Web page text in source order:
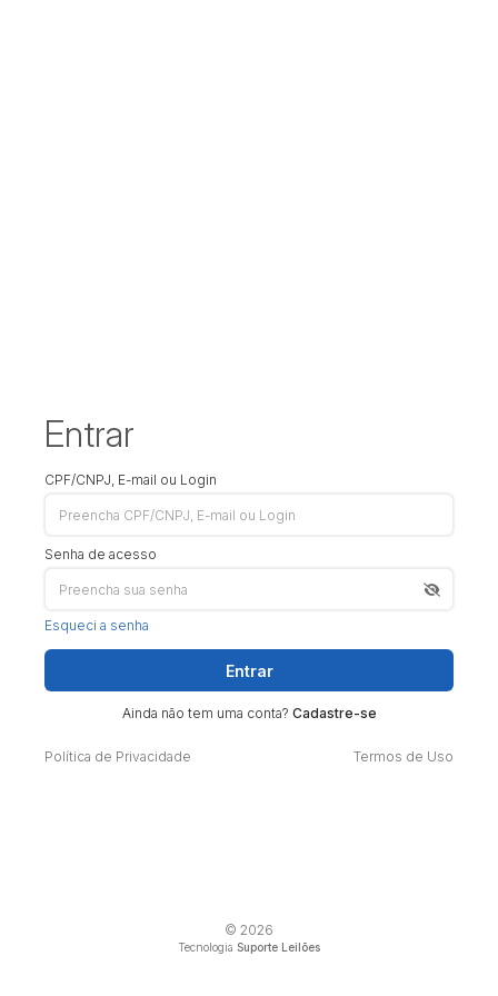
Entrar
CPF/CNPJ, E-mail ou Login
Senha de acesso
Esqueci a senha
Entrar
Ainda não tem uma conta? Cadastre-se
Política de Privacidade Termos de Uso
© 2026
Tecnologia Suporte Leilões